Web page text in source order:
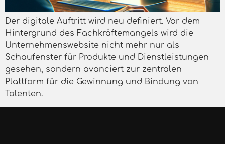
Der digitale Auftritt wird neu definiert. Vor dem
Hintergrund des Fachkräftemangels wird die
Unternehmenswebsite nicht mehr nur als
Schaufenster für Produkte und Dienstleistungen
gesehen, sondern avanciert zur zentralen
Plattform für die Gewinnung und Bindung von
Talenten.